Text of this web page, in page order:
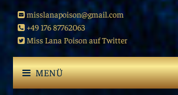
misslanapoison@gmail.com
+49 176 87762063
Miss Lana Poison auf Twitter
MENÜ